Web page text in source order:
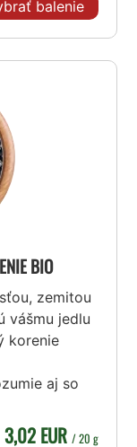
balenie
BIO
zemitou
vášmu jedlu
korenie
aj so
3,02 EUR / 20 g